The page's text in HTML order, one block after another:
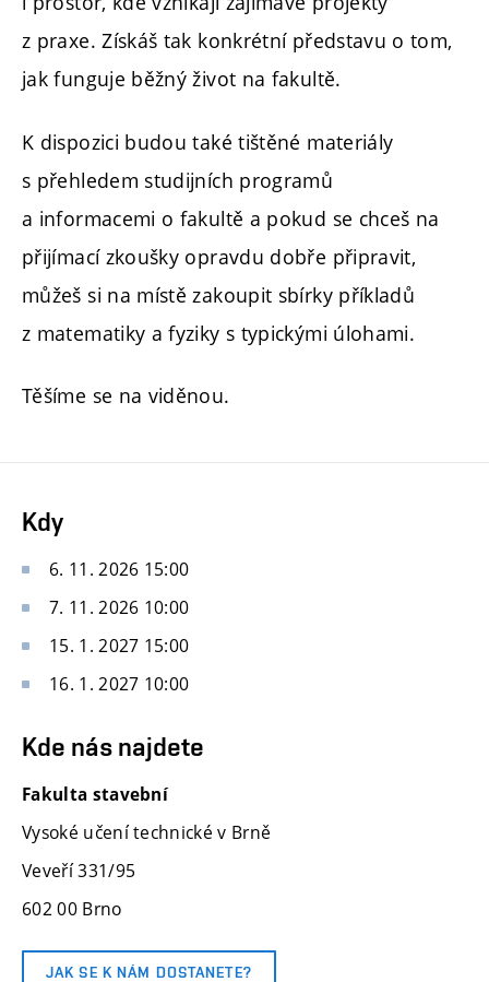
z praxe. Získáš tak konkrétní představu o tom,
jak funguje běžný život na fakultě.
K dispozici budou také tištěné materiály
s přehledem studijních programů
a informacemi o fakultě a pokud se chceš na
přijímací zkoušky opravdu dobře připravit,
můžeš si na místě zakoupit sbírky příkladů
z matematiky a fyziky s typickými úlohami.
Těšíme se na viděnou.
Kdy
6. 11. 2026 15:00
7. 11. 2026 10:00
15. 1. 2027 15:00
16. 1. 2027 10:00
Kde nás najdete
Fakulta stavební
Vysoké učení technické v Brně
Veveří 331/95
602 00 Brno
JAK SE K NÁM DOSTANETE?